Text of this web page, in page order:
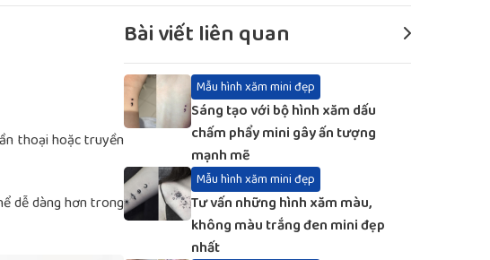
thoại hoặc truyền
dễ dàng hơn trong
Bài viết liên quan
Mẫu hình xăm mini đẹp
Sáng tạo với bộ hình xăm dấu
chấm phẩy mini gây ấn tượng
mạnh mẽ
Mẫu hình xăm mini đẹp
Tư vấn những hình xăm màu,
không màu trắng đen mini đẹp
nhất